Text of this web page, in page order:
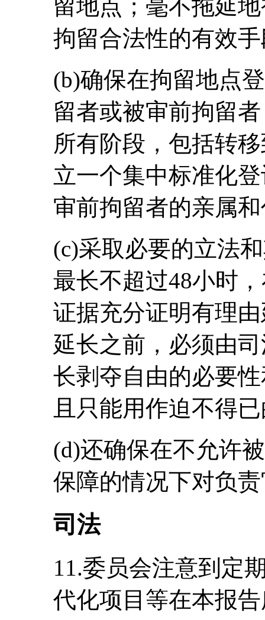
留地点；毫不拖延
拘留合法性的有效
(b)确保在拘留地点
留者或被审前拘留
所有阶段，包括转
立一个集中标准化
审前拘留者的亲属
(c)采取必要的立法
最长不超过48小时
证据充分证明有理
延长之前，必须由
长剥夺自由的必要
且只能用作迫不得
(d)还确保在不允许
保障的情况下对负
司法
11.委员会注意到定
代化项目等在本报